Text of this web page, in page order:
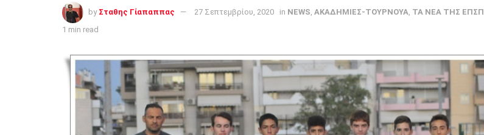
by Σταθης Γίαπαππας 27 Σεπτεμβρίου, 2020 in NEWS ΑΚΑΔΗΜΙΕΣ-ΤΟΥΡΝΟΥΑ ΤΑ ΝΕΑ ΤΗΣ ΕΠΣΠ
1 min read